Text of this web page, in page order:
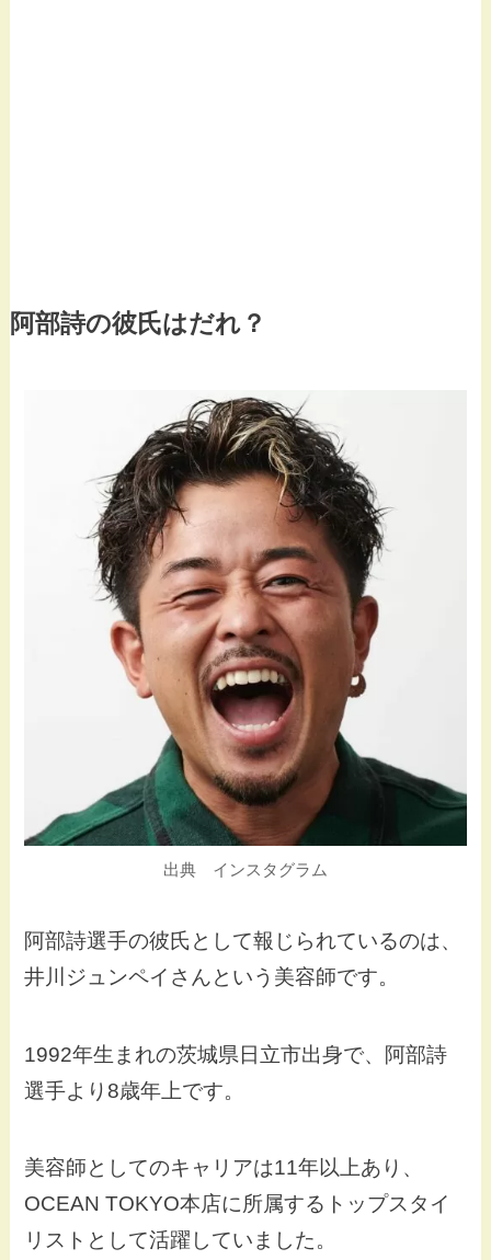
阿部詩の彼氏はだれ？
出典 インスタグラム
阿部詩選手の彼氏として報じられているのは、
井川ジュンペイさんという美容師です。
1992年生まれの茨城県日立市出身で、阿部詩
選手より8歳年上です。
美容師としてのキャリアは11年以上あり、
OCEAN TOKYO本店に所属するトップスタイ
リストとして活躍していました。